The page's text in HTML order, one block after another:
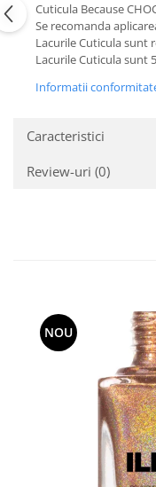
Cuticula Because
Se recomanda
Lacurile Cuticula sunt
Lacurile Cuticula sunt 5
Informatii
Caracteristici
Review-uri (0)
NOU